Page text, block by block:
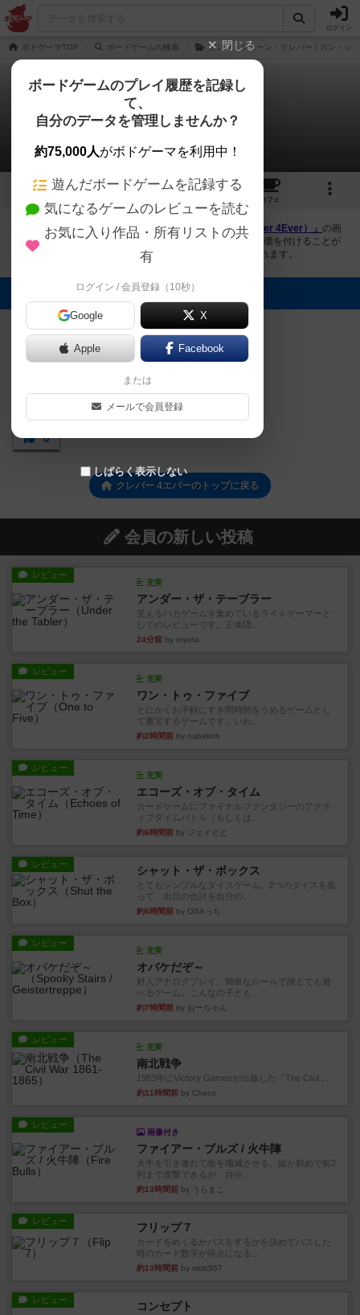
ログイン
ボドゲーマTOP ボードゲームの検索 ガンツ・シェーン・クレバー / ガン・シ
クレバー 4エバー
1件の画像
1 2
カフェ
ボドゲーマにログインすると、 「クレバー 4エバー（Clever 4Ever）」 の画
像をアップロード出来たり、他のユーザーの投稿画像に評価を付けることが
できます。また、トップ6の画像は様々なページで表示されます。
トップに表示される画像
0
クレバー 4エバーのトップに戻る
会員の新しい投稿
レビュー
充実
アンダー・ザ・テーブラー
笑えるバカゲームを集めているライトゲーマーと
してのレビューです。正体隠...
24分前 by toyota
レビュー
充実
ワン・トゥ・ファイブ
とにかくお手軽にすき間時間をうめるゲームとし
て重宝するゲームです。いわ...
約2時間前 by nabekoh
レビュー
充実
エコーズ・オブ・タイム
カードゲームにファイナルファンタジーのアクテ
ィブタイムバトル（もしくは...
約6時間前 by ジェイとと
レビュー シャット・ザ・ボックス
とてもシンプルなダイスゲーム。2つのダイスを振
って、出目の合計を自分の...
約6時間前 by OSAっち
レビュー
充実
オバケだぞ～
対人アナログプレイ。簡単なルールで誰とでも遊
べるゲーム。こんなの子ども...
約7時間前 by おーちゃん
レビュー
充実
南北戦争
1983年にVictory Gamesが出版した『The Civil ...
約11時間前 by Chaco
レビュー
画像付き
ファイアー・ブルズ / 火牛陣
火牛を引き連れて敵を殲滅させる。縦か斜めで前2
列まで攻撃できるが、自分...
約13時間前 by うらまこ
レビュー フリップ７
カードをめくるかパスをするかを決めてパスした
時のカード数字が得点になる...
約13時間前 by mob567
レビュー コンセプト
閉じる
ボードゲームのプレイ履歴を記録し
て、
自分のデータを管理しませんか？
約75,000人がボドゲーマを利用中！
遊んだボードゲームを記録する
気になるゲームのレビューを読む
お気に入り作品・所有リストの共
有
ログイン / 会員登録（10秒）
Google X
Apple Facebook
または
メールで会員登録
しばらく表示しない